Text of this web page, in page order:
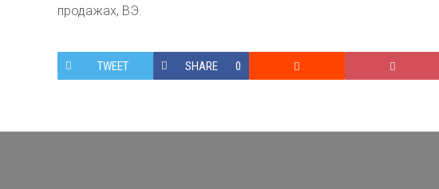
продажах, ВЭ.
TWEET SHARE 0